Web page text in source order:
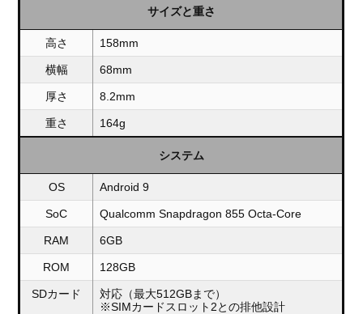
サイズと重さ
高さ 158mm
横幅 68mm
厚さ 8.2mm
重さ 164g
システム
OS Android 9
SoC Qualcomm Snapdragon 855 Octa-Core
RAM 6GB
ROM 128GB
SDカード
対応（最大512GBまで）
※SIMカードスロット2との排他設計